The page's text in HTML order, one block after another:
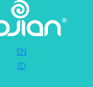
EN
ID